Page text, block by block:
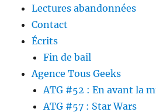
Lectures abandonnées
Contact
Écrits
Fin de bail
Agence Tous Geeks
ATG #52 : En avant la
ATG #57 : Star Wars